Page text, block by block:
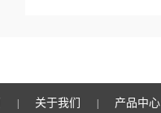
关于我们 产品中心